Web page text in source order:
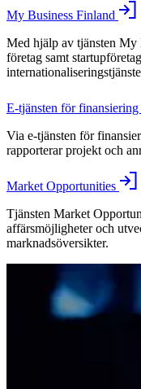
My Business Finland
Med hjälp av tjänsten My
företag samt
E-tjänsten för finansiering
Via e-tjänsten för
rapporterar projekt och
Market Opportunities
Tjänsten Market
affärsmöjligheter och
marknadsöversikter.